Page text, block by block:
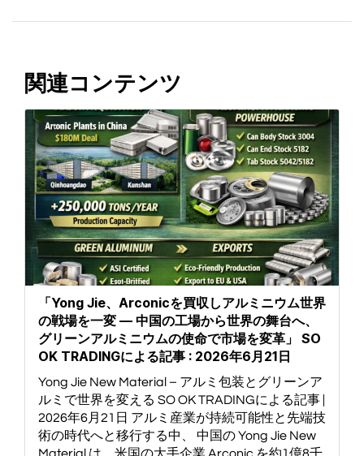
関連コンテンツ
「Yong Jie、Arconicを買収しアルミニウム世界
の戦場を一変 — 中国の工場から世界の舞台へ、
グリーンアルミニウムの使命で市場を変革」 SO
OK TRADINGによる記事 : 2026年6月21日
Yong Jie New Material – アルミ包装とグリーンア
ルミで世界を変える SO OK TRADINGによる記事 |
2026年6月21日 アルミ産業が持続可能性と先端技
術の時代へと移行する中、 中国の Yong Jie New
Material は、米国の大手企業 Arconic を約1億8千